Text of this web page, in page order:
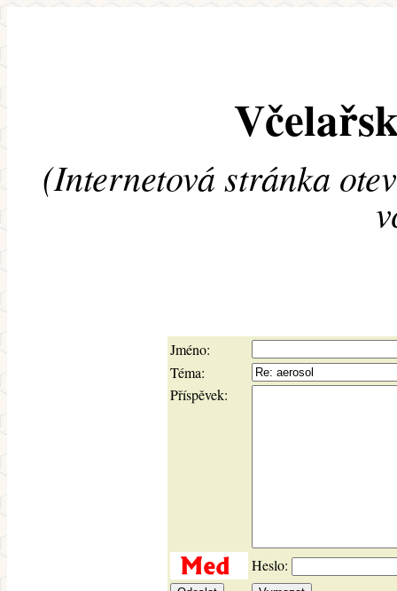
(Internetová stránka
Jméno:
Téma:
Příspěvek:
Heslo: